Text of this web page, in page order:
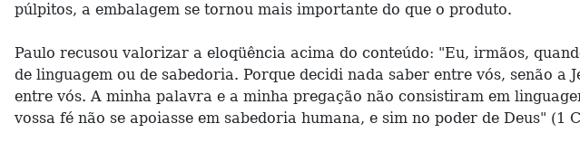
púlpitos, a embalagem se tornou mais importante do que o produto.
Paulo recusou valorizar a eloqüência acima do conteúdo: "Eu, irmãos,
de linguagem ou de sabedoria. Porque decidi nada saber entre vós, senão
entre vós. A minha palavra e a minha pregação não consistiram em
vossa fé não se apoiasse em sabedoria humana, e sim no poder de Deus" (1